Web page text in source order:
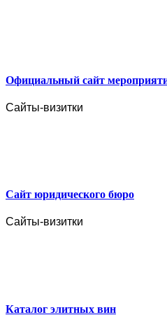
Официальный сайт
Сайты-визитки
Сайт юридического бюро
Сайты-визитки
Каталог элитных вин